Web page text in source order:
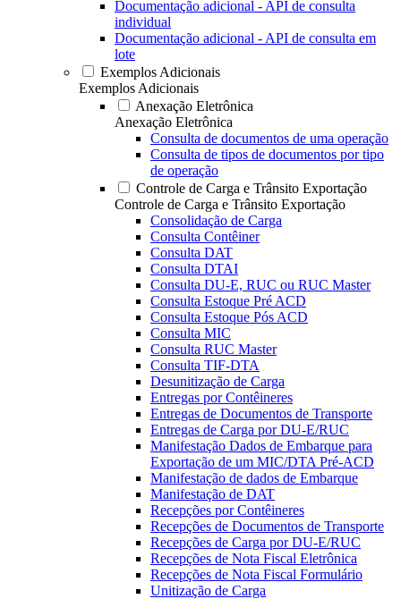
Documentação adicional - API de consulta
individual
Documentação adicional - API de consulta em
lote
Exemplos Adicionais
Exemplos Adicionais
Anexação Eletrônica
Anexação Eletrônica
Consulta de documentos de uma operação
Consulta de tipos de documentos por tipo
de operação
Controle de Carga e Trânsito Exportação
Controle de Carga e Trânsito Exportação
Consolidação de Carga
Consulta Contêiner
Consulta DAT
Consulta DTAI
Consulta DU-E, RUC ou RUC Master
Consulta Estoque Pré ACD
Consulta Estoque Pós ACD
Consulta MIC
Consulta RUC Master
Consulta TIF-DTA
Desunitização de Carga
Entregas por Contêineres
Entregas de Documentos de Transporte
Entregas de Carga por DU-E/RUC
Manifestação Dados de Embarque para
Exportação de um MIC/DTA Pré-ACD
Manifestação de dados de Embarque
Manifestação de DAT
Recepções por Contêineres
Recepções de Documentos de Transporte
Recepções de Carga por DU-E/RUC
Recepções de Nota Fiscal Eletrônica
Recepções de Nota Fiscal Formulário
Unitização de Carga